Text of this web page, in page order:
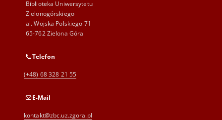
Biblioteka Uniwersytetu
Zielonogórskiego
al. Wojska Polskiego 71
65-762 Zielona Góra
Telefon
(+48) 68 328 21 55
E-Mail
kontakt@zbc.uz.zgora.pl